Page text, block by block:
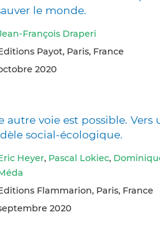
le monde.
François Draperi
Payot, Paris, France
2020
autre voie est possible. Vers
social-écologique.
Heyer, Pascal Lokiec,
Flammarion, Paris, France
2020